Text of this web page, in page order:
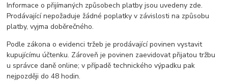
Informace o přijímaných způsobech platby jsou uvedeny zde.
Prodávající nepožaduje žádné poplatky v závislosti na způsobu
platby, vyjma doběrečného.
Podle zákona o evidenci tržeb je prodávající povinen vystavit
kupujícímu účtenku. Zároveň je povinen zaevidovat přijatou tržbu
u správce daně online; v případě technického výpadku pak
nejpozději do 48 hodin.